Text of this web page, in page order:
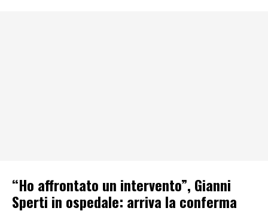
“Ho affrontato un intervento”, Gianni
Sperti in ospedale: arriva la conferma